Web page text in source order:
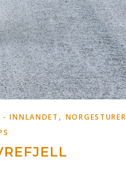
- INNLANDET , NORGESTURER